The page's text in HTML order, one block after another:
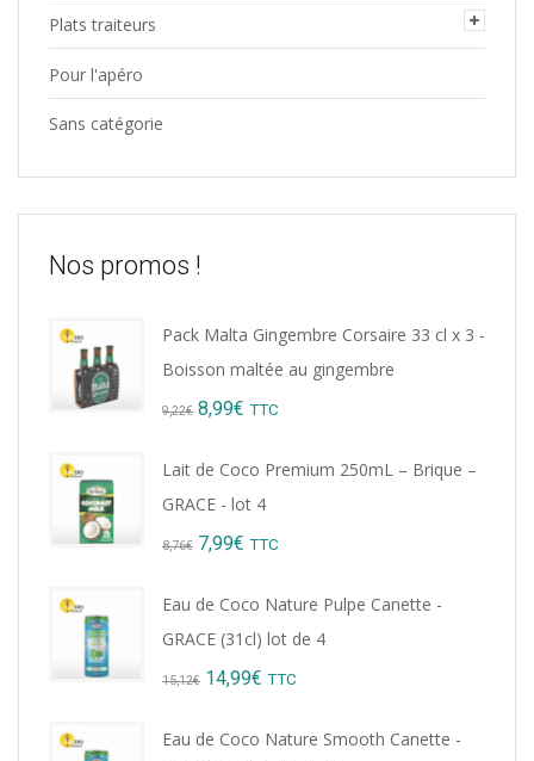
Plats traiteurs
Pour l'apéro
Sans catégorie
Nos promos !
Pack Malta Gingembre Corsaire 33 cl x 3 -
Boisson maltée au gingembre
9,22€ Original
8,99€ Current
TTC
Lait de Coco Premium 250mL – Brique –
GRACE - lot 4
8,76€ Original
7,99€ Current
TTC
Eau de Coco Nature Pulpe Canette -
GRACE (31cl) lot de 4
15,12€ Original
14,99€ Current
TTC
Eau de Coco Nature Smooth Canette -